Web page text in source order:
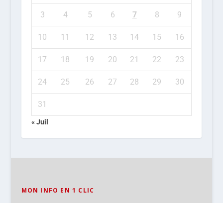
3 4 5 6 7 8 9
10 11 12 13 14 15 16
17 18 19 20 21 22 23
24 25 26 27 28 29 30
31
« Juil
MON INFO EN 1 CLIC